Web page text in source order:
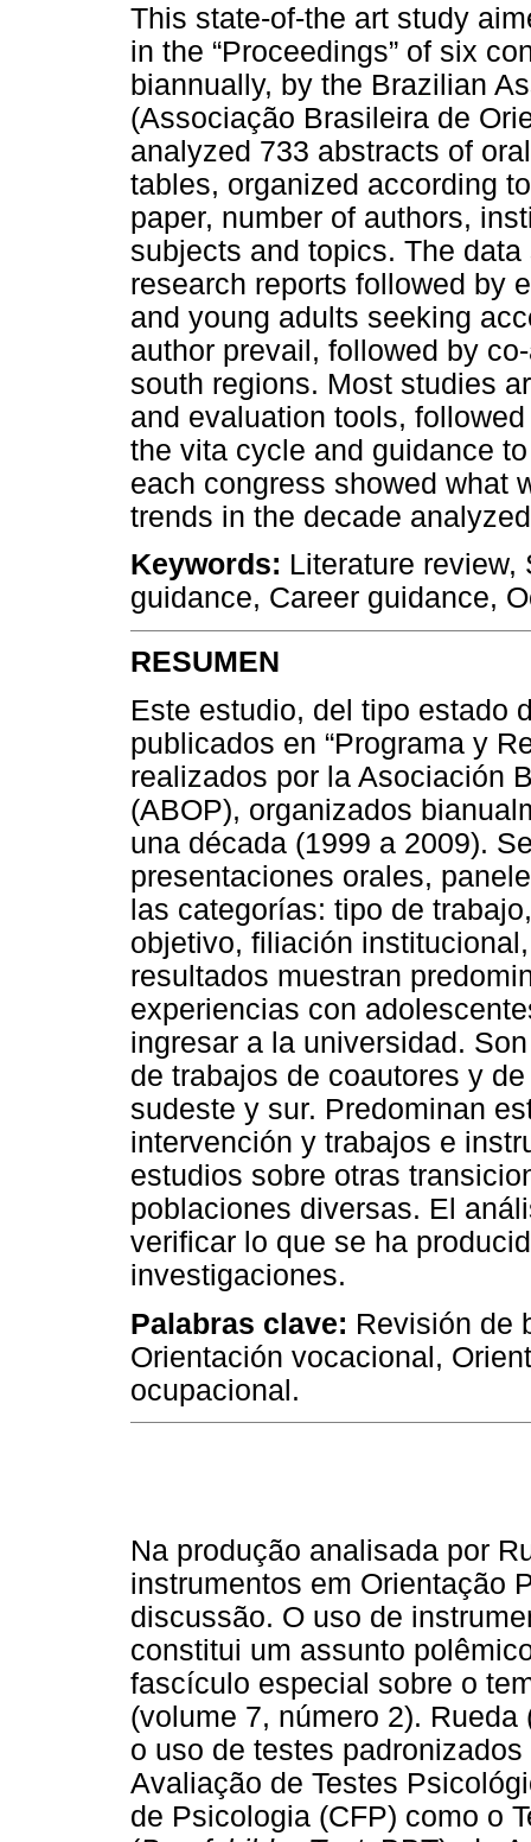
This state-of-the art study
in the “Proceedings” of six
biannually, by the Brazilian
(Associação Brasileira de
analyzed 733 abstracts of
tables, organized according
paper, number of authors,
subjects and topics. The
research reports followed by
and young adults seeking
author prevail, followed by
south regions. Most studies
and evaluation tools,
the vita cycle and guidance
each congress showed what
trends in the decade
Keywords: Literature
guidance, Career guidance,
RESUMEN
Este estudio, del tipo estado
publicados en “Programa y
realizados por la Asociación
(ABOP), organizados
una década (1999 a 2009).
presentaciones orales,
las categorías: tipo de
objetivo, filiación
resultados muestran
experiencias con
ingresar a la universidad.
de trabajos de coautores y
sudeste y sur. Predominan
intervención y trabajos e
estudios sobre otras
poblaciones diversas. El
verificar lo que se ha
investigaciones.
Palabras clave: Revisión de
Orientación vocacional,
ocupacional.
Na produção analisada por
instrumentos em Orientação
discussão. O uso de
constitui um assunto
fascículo especial sobre o
(volume 7, número 2).
o uso de testes
Avaliação de Testes
de Psicologia (CFP) como o